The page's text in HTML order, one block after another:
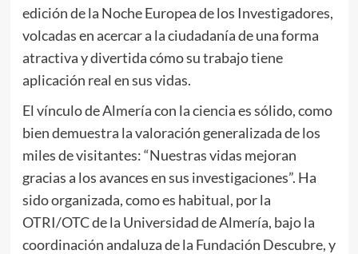
edición de la Noche Europea de los Investigadores,
volcadas en acercar a la ciudadanía de una forma
atractiva y divertida cómo su trabajo tiene
aplicación real en sus vidas.
El vínculo de Almería con la ciencia es sólido, como
bien demuestra la valoración generalizada de los
miles de visitantes: “Nuestras vidas mejoran
gracias a los avances en sus investigaciones”. Ha
sido organizada, como es habitual, por la
OTRI/OTC de la Universidad de Almería, bajo la
coordinación andaluza de la Fundación Descubre, y